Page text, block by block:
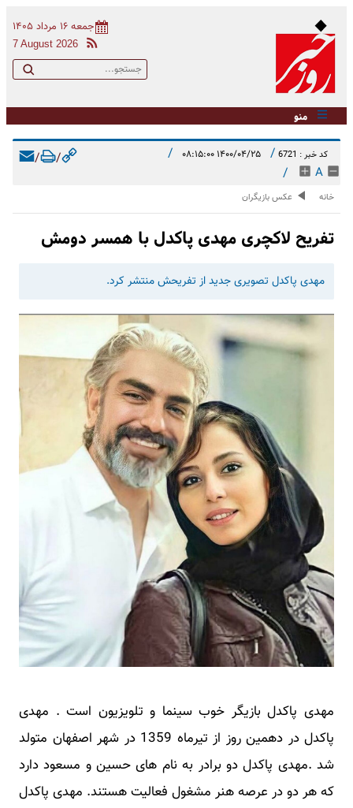
جمعه ۱۶ مرداد ۱۴۰۵
7 August 2026
منو
کد خبر : 6721 / ۱۴۰۰/۰۴/۲۵ ۰۸:۱۵:۰۰ /
A
/
/
/
خانه عکس بازیگران
تفریح لاکچری مهدی پاکدل با همسر دومش
مهدی پاکدل تصویری جدید از تفریحش منتشر کرد.
مهدی پاکدل بازیگر خوب سینما و تلویزیون است . مهدی
پاکدل در دهمین روز از تیرماه 1359 در شهر اصفهان متولد
شد .مهدی پاکدل دو برادر به نام های حسین و مسعود دارد
که هر دو در عرصه هنر مشغول فعالیت هستند. مهدی پاکدل